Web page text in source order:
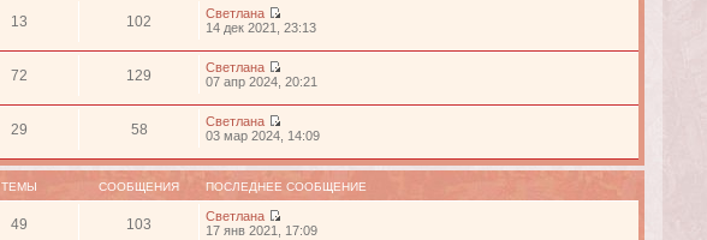
13 102
Светлана
14 дек 2021, 23:13
72 129
Светлана
07 апр 2024, 20:21
29 58
Светлана
03 мар 2024, 14:09
ТЕМЫ СООБЩЕНИЯ ПОСЛЕДНЕЕ СООБЩЕНИЕ
49 103
Светлана
17 янв 2021, 17:09